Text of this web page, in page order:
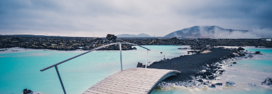
QL AVANTAGES
ESPACE PRO